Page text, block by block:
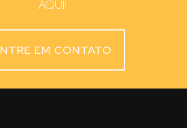
AQUI!
EM CONTATO